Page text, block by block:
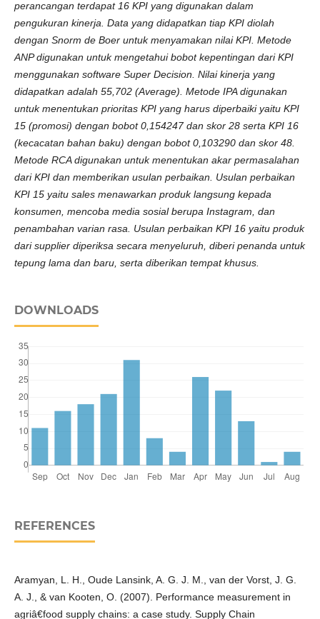
perancangan terdapat 16 KPI yang digunakan dalam
pengukuran kinerja. Data yang didapatkan tiap KPI diolah
dengan Snorm de Boer untuk menyamakan nilai KPI. Metode
ANP digunakan untuk mengetahui bobot kepentingan dari KPI
menggunakan software Super Decision. Nilai kinerja yang
didapatkan adalah 55,702 (Average). Metode IPA digunakan
untuk menentukan prioritas KPI yang harus diperbaiki yaitu KPI
15 (promosi) dengan bobot 0,154247 dan skor 28 serta KPI 16
(kecacatan bahan baku) dengan bobot 0,103290 dan skor 48.
Metode RCA digunakan untuk menentukan akar permasalahan
dari KPI dan memberikan usulan perbaikan. Usulan perbaikan
KPI 15 yaitu sales menawarkan produk langsung kepada
konsumen, mencoba media sosial berupa Instagram, dan
penambahan varian rasa. Usulan perbaikan KPI 16 yaitu produk
dari supplier diperiksa secara menyeluruh, diberi penanda untuk
tepung lama dan baru, serta diberikan tempat khusus.
DOWNLOADS
REFERENCES
Aramyan, L. H., Oude Lansink, A. G. J. M., van der Vorst, J. G.
A. J., & van Kooten, O. (2007). Performance measurement in
agriâ€food supply chains: a case study. Supply Chain